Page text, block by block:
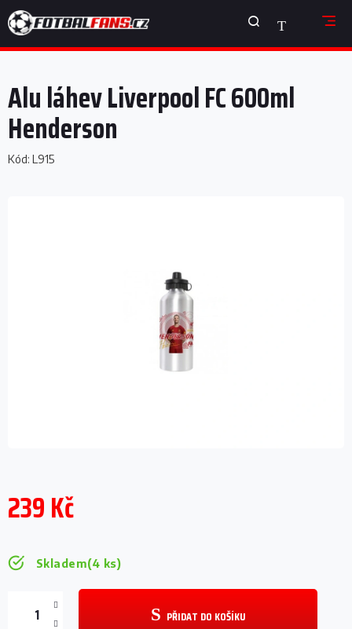
na
obsah
NÁKUPNÍ
KOŠÍK
Alu láhev Liverpool FC 600ml
Henderson
Kód: L915
239 Kč
Skladem(4 ks)
PŘIDAT DO KOŠÍKU